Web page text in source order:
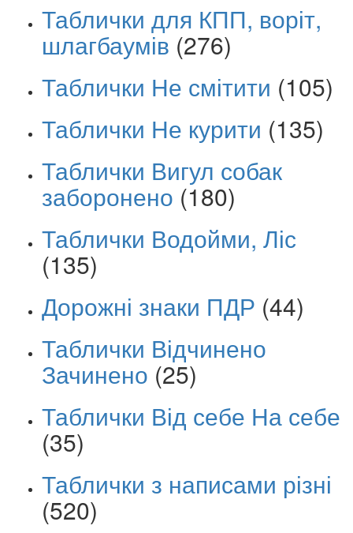
Таблички для КПП, воріт,
шлагбаумів (276)
Таблички Не смітити (105)
Таблички Не курити (135)
Таблички Вигул собак
заборонено (180)
Таблички Водойми, Ліс
(135)
Дорожні знаки ПДР (44)
Таблички Відчинено
Зачинено (25)
Таблички Від себе На себе
(35)
Таблички з написами різні
(520)